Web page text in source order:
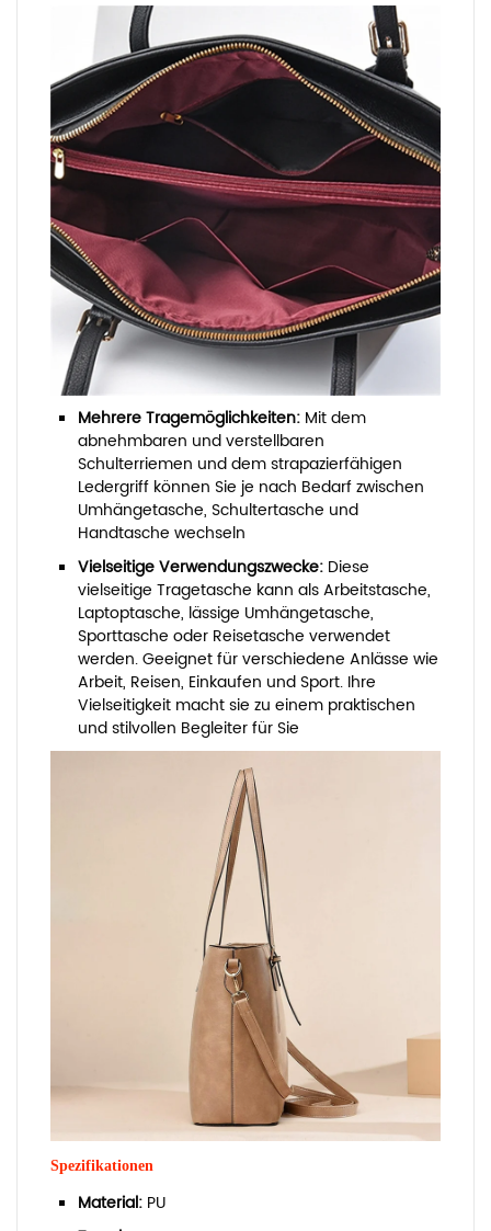
Mehrere Tragemöglichkeiten: Mit dem
abnehmbaren und verstellbaren
Schulterriemen und dem strapazierfähigen
Ledergriff können Sie je nach Bedarf zwischen
Umhängetasche, Schultertasche und
Handtasche wechseln
Vielseitige Verwendungszwecke: Diese
vielseitige Tragetasche kann als Arbeitstasche,
Laptoptasche, lässige Umhängetasche,
Sporttasche oder Reisetasche verwendet
werden. Geeignet für verschiedene Anlässe wie
Arbeit, Reisen, Einkaufen und Sport. Ihre
Vielseitigkeit macht sie zu einem praktischen
und stilvollen Begleiter für Sie
Spezifikationen
Material: PU